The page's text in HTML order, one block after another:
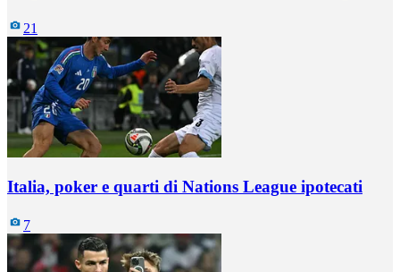
21
Italia, poker e quarti di Nations League ipotecati
7